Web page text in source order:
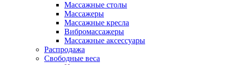
Массажные столы
Массажеры
Массажные кресла
Вибромассажеры
Массажные аксессуары
Распродажа
Свободные веса